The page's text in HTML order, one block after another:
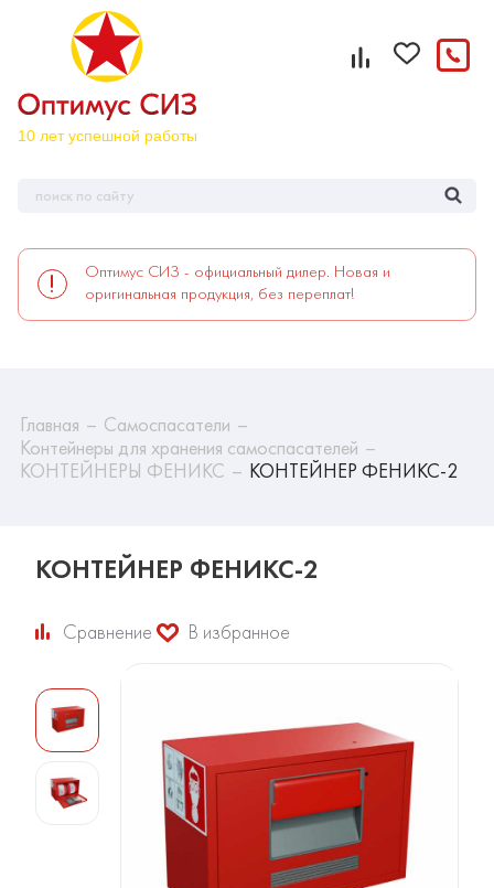
Оптимус СИЗ - официальный дилер. Новая и
оригинальная продукция, без переплат!
Главная
Самоспасатели
Контейнеры для хранения самоспасателей
КОНТЕЙНЕРЫ ФЕНИКС
КОНТЕЙНЕР ФЕНИКС-2
КОНТЕЙНЕР ФЕНИКС-2
Сравнение В избранное